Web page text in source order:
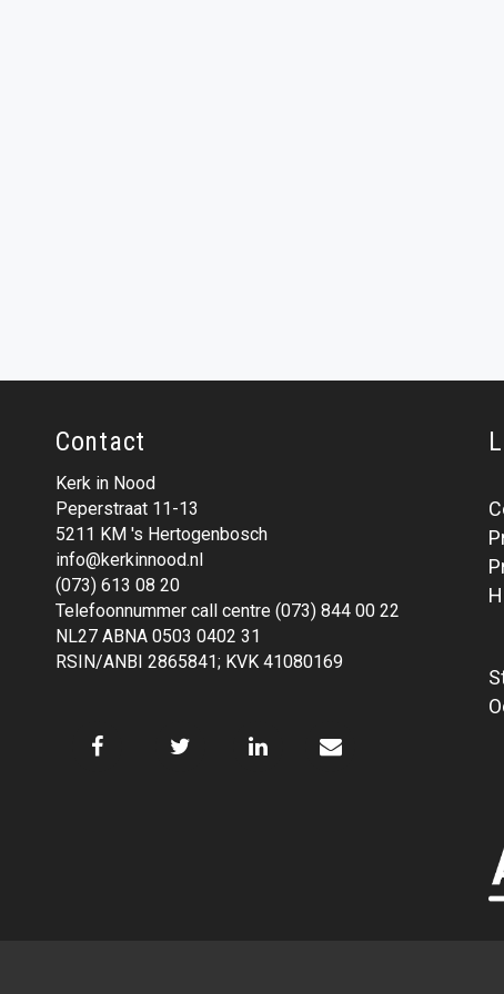
Contact
Kerk in Nood
Peperstraat 11-13
5211 KM 's Hertogenbosch
info@kerkinnood.nl
(073) 613 08 20
Telefoonnummer call centre (073) 844 00 22
NL27 ABNA 0503 0402 31
RSIN/ANBI 2865841; KVK 41080169